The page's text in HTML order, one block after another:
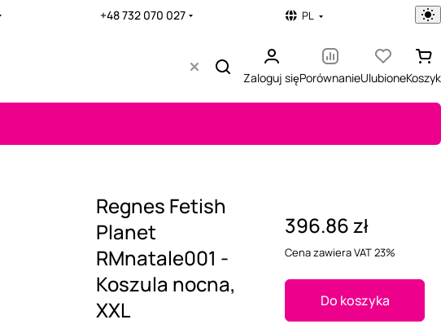
+48 732 070 027 PL
Zaloguj sięPorównanieUlubioneKoszyk
Regnes Fetish
Planet
RMnatale001 -
Koszula nocna,
XXL
396.86 zł
Cena zawiera VAT 23%
Do koszyka